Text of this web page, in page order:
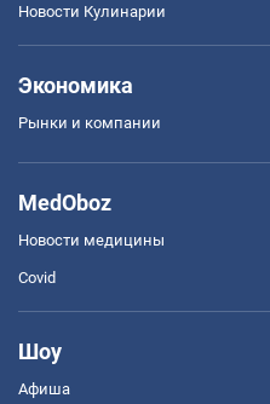
Новости Кулинарии
Экономика
Рынки и компании
MedOboz
Новости медицины
Covid
Шоу
Афиша